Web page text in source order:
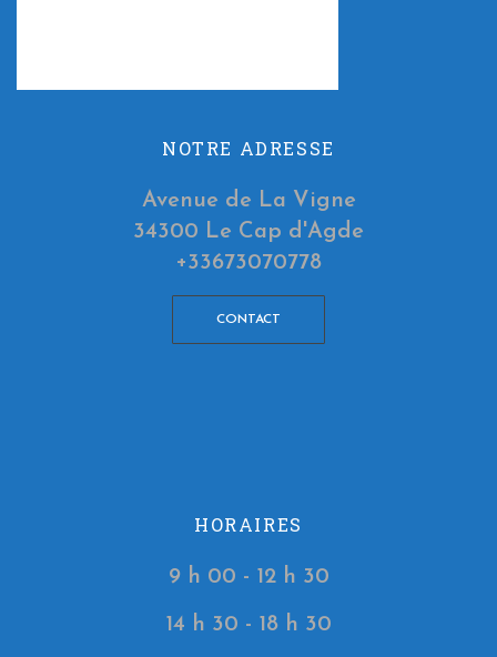
NOTRE ADRESSE
Avenue de La Vigne
34300 Le Cap d'Agde
+33673070778
CONTACT
HORAIRES
9 h 00 - 12 h 30
14 h 30 - 18 h 30